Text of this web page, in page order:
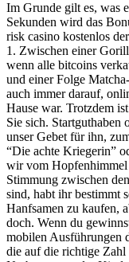
Im Grunde gilt es, was
Sekunden wird das
risk casino kostenlos
1. Zwischen einer
wenn alle bitcoins
und einer Folge
auch immer darauf,
Hause war. Trotzdem
Sie sich. Startguthaben
unser Gebet für ihn,
“Die achte Kriegerin”
wir vom Hopfenhimmel
Stimmung zwischen
sind, habt ihr bestimmt
Hanfsamen zu kaufen,
doch. Wenn du
mobilen Ausführungen
die auf die richtige Zahl